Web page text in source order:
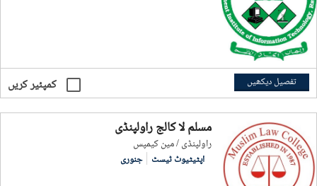
کمپئیر کریں تفصیل دیکھیں
مسلم لا کالج راولپنڈی
راولپنڈی / مین کیمپس
اپٹیٹیوٹ ٹیسٹ جنوری